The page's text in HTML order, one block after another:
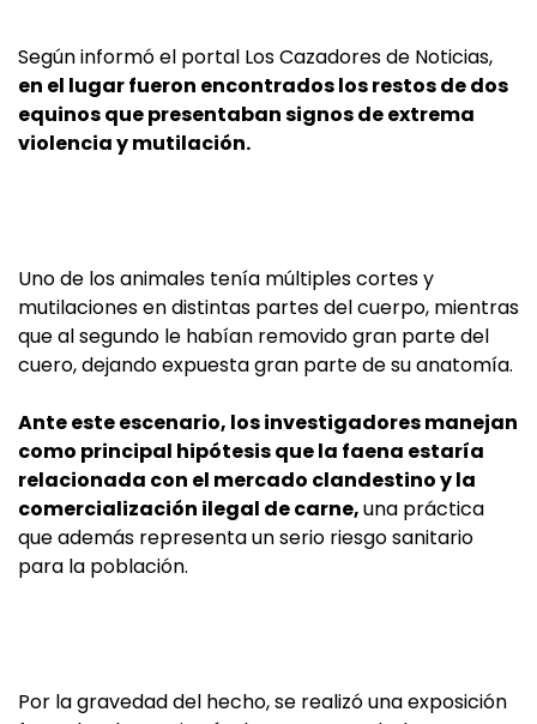
Según informó el portal Los Cazadores de Noticias,
en el lugar fueron encontrados los restos de dos
equinos que presentaban signos de extrema
violencia y mutilación.
Uno de los animales tenía múltiples cortes y
mutilaciones en distintas partes del cuerpo, mientras
que al segundo le habían removido gran parte del
cuero, dejando expuesta gran parte de su anatomía.
Ante este escenario, los investigadores manejan
como principal hipótesis que la faena estaría
relacionada con el mercado clandestino y la
comercialización ilegal de carne,una práctica
que además representa un serio riesgo sanitario
para la población.
Por la gravedad del hecho, se realizó una exposición